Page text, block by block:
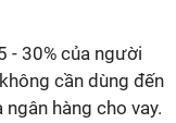
- 30% của người
cần dùng đến
hàng cho vay.